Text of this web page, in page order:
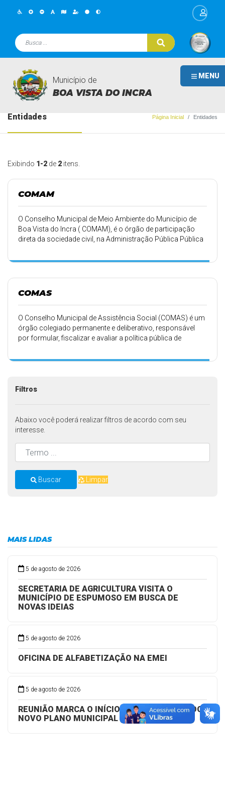
MENU
Município de
BOA VISTA DO INCRA
Entidades Página Inicial Entidades
Exibindo 1-2 de 2 itens.
COMAM
O Conselho Municipal de Meio Ambiente do Município de
Boa Vista do Incra ( COMAM), é o órgão de participação
direta da sociedade civil, na Administração Pública Pública
COMAS
O Conselho Municipal de Assistência Social (COMAS) é um
órgão colegiado permanente e deliberativo, responsável
por formular, fiscalizar e avaliar a política pública de
por representantes do governo e da sociedade civil
recursos, garantindo a participação popular e a qualidade
Filtros
Abaixo você poderá realizar filtros de acordo com seu
interesse.
Buscar Limpar
MAIS LIDAS
5 de agosto de 2026
SECRETARIA DE AGRICULTURA VISITA O
MUNICÍPIO DE ESPUMOSO EM BUSCA DE
NOVAS IDEIAS
5 de agosto de 2026
OFICINA DE ALFABETIZAÇÃO NA EMEI
5 de agosto de 2026
REUNIÃO MARCA O INÍCIO DA ELABORAÇÃO DO
NOVO PLANO MUNICIPAL DE EDUCAÇÃO